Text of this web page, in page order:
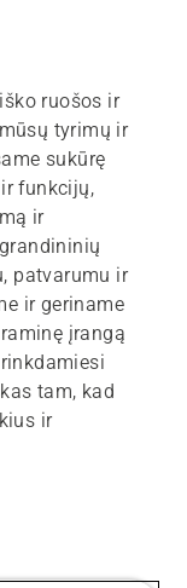
ruošos ir
tyrimų ir
sukūrę
funkcijų,
ir
patvarumu ir
ir geriname
įrangą
tam, kad
ir